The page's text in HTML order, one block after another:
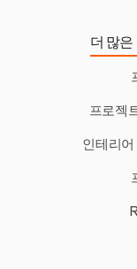
더 많은
프로젝
인테리